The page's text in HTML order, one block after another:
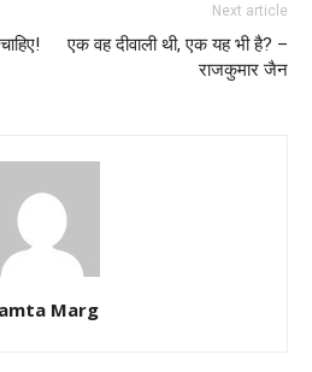
Next article
एक वह दीवाली थी, एक यह भी है? –
राजकुमार जैन
Marg